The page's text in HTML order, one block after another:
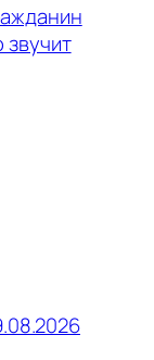
звучит